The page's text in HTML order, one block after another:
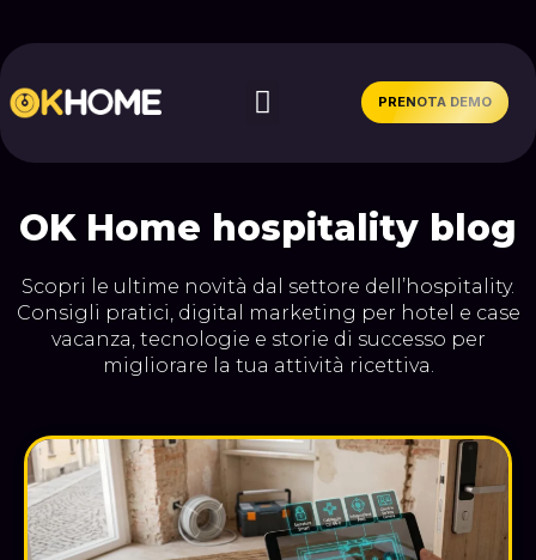
PRENOTA DEMO
OK Home hospitality blog
Scopri le ultime novità dal settore dell’hospitality.
Consigli pratici, digital marketing per hotel e case
vacanza, tecnologie e storie di successo per
migliorare la tua attività ricettiva.